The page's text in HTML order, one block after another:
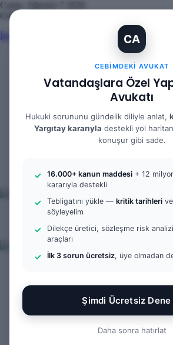
CA
CEBIMDEKI AVUKAT
Vatandaşlara Özel
Avukatı
Hukuki sorununu gündelik diliyle anlat,
Yargıtay kararıyla destekli yol
konuşur gibi sade.
16.000+ kanun maddesi + 12
kararıyla destekli
Tebligatını yükle — kritik tarihleri
söyleyelim
Dilekçe üretici, sözleşme risk
araçları
İlk 3 sorun ücretsiz, üye olmadan
Şimdi Ücretsiz
Daha sonra hatırlat
Cuma, Ağustos 7 2026
Güncel Makale
İhtiyaç Nedeniyle Tahliye: 9. Hukuk Dairesi
Facebook
Instagram
WhatsApp
Bölmesi
Arama
...
Arama
yap
Kayıt
Borçlar Hukuku
Ceza Hukuku
Gayrimenkul Hukuku
Medeni Hukuku
Tazminat Hukuku